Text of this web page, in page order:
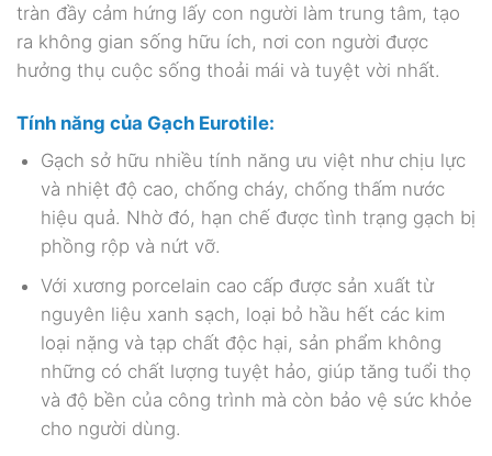
tràn đầy cảm hứng lấy con người làm trung tâm, tạo
ra không gian sống hữu ích, nơi con người được
hưởng thụ cuộc sống thoải mái và tuyệt vời nhất.
Tính năng của Gạch Eurotile:
Gạch sở hữu nhiều tính năng ưu việt như chịu lực
và nhiệt độ cao, chống cháy, chống thấm nước
hiệu quả. Nhờ đó, hạn chế được tình trạng gạch bị
phồng rộp và nứt vỡ.
Với xương porcelain cao cấp được sản xuất từ
nguyên liệu xanh sạch, loại bỏ hầu hết các kim
loại nặng và tạp chất độc hại, sản phẩm không
những có chất lượng tuyệt hảo, giúp tăng tuổi thọ
và độ bền của công trình mà còn bảo vệ sức khỏe
cho người dùng.